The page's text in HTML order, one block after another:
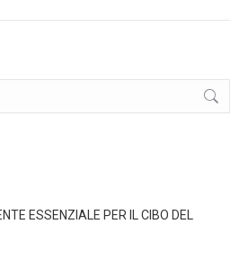
ESSENZIALE PER IL CIBO DEL